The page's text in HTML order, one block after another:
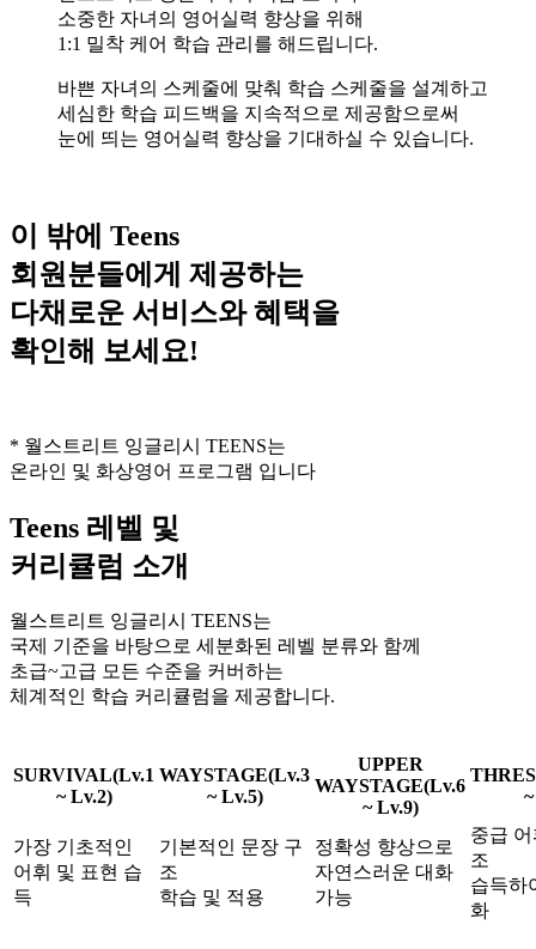
소중한 자녀의 영어실력 향상을 위해
1:1 밀착 케어 학습 관리를 해드립니다.
바쁜 자녀의 스케줄에 맞춰 학습 스케줄을 설계하고
세심한 학습 피드백을 지속적으로 제공함으로써
눈에 띄는 영어실력 향상을 기대하실 수 있습니다.
이 밖에 Teens
회원분들에게 제공하는
다채로운 서비스와 혜택을
확인해 보세요!
* 월스트리트 잉글리시 TEENS는
온라인 및 화상영어 프로그램 입니다
Teens 레벨 및
커리큘럼 소개
월스트리트 잉글리시 TEENS는
국제 기준을 바탕으로 세분화된 레벨 분류와 함께
초급~고급 모든 수준을 커버하는
체계적인 학습 커리큘럼을 제공합니다.
SURVIVAL(Lv.1
~ Lv.2)
WAYSTAGE(Lv.3
~ Lv.5)
UPPER
WAYSTAGE(Lv.6
~ Lv.9)
가장 기초적인
어휘 및 표현 습
득
기본적인 문장 구
조
학습 및 적용
정확성 향상으로
자연스러운 대화
가능
중급
조
습득하
화